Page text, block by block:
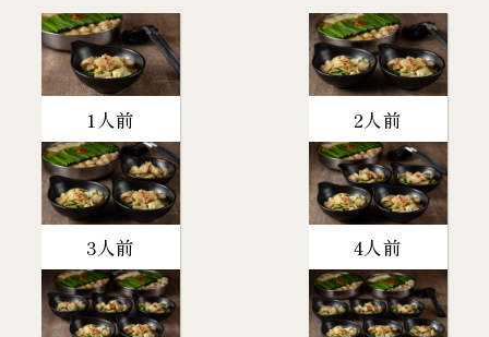
1人前 2人前
3人前 4人前